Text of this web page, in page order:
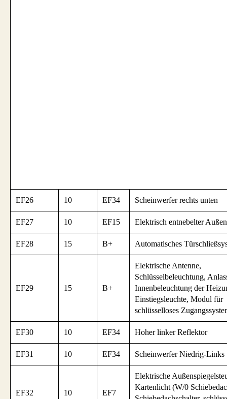
EF26 10 EF34 Scheinwerfer rechts unten
EF27 10 EF15 Elektrisch entnebelter
EF28 15 B+ Automatisches
EF29 15 B+
Elektrische Antenne,
Schlüsselbeleuchtung,
Innenbeleuchtung der
Einstiegsleuchte, Modul für
schlüsselloses
EF30 10 EF34 Hoher linker Reflektor
EF31 10 EF34 Scheinwerfer Niedrig-Links
EF32 10 EF7
Elektrische
Kartenlicht (W/0